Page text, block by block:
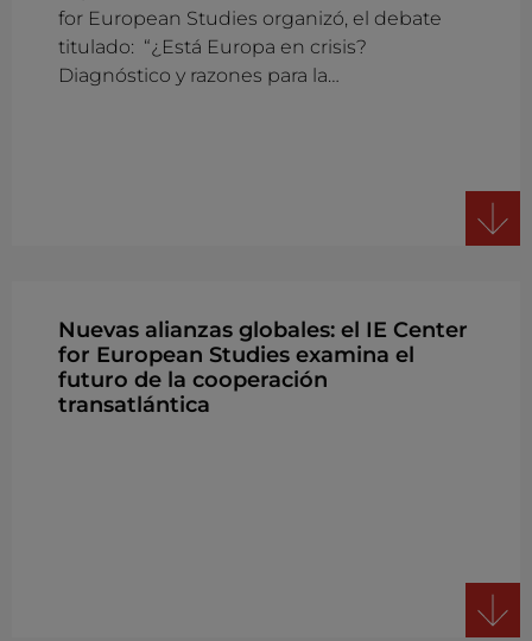
for European Studies organizó, el debate
titulado: “¿Está Europa en crisis?
Diagnóstico y razones para la…
Nuevas alianzas globales: el IE Center
for European Studies examina el
futuro de la cooperación
transatlántica